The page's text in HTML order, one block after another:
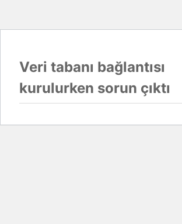
Veri tabanı bağlantısı
kurulurken sorun çıktı